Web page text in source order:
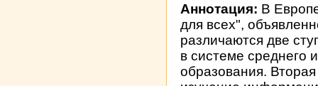
Аннотация: В
для всех",
различаются две
в системе среднего
образования.